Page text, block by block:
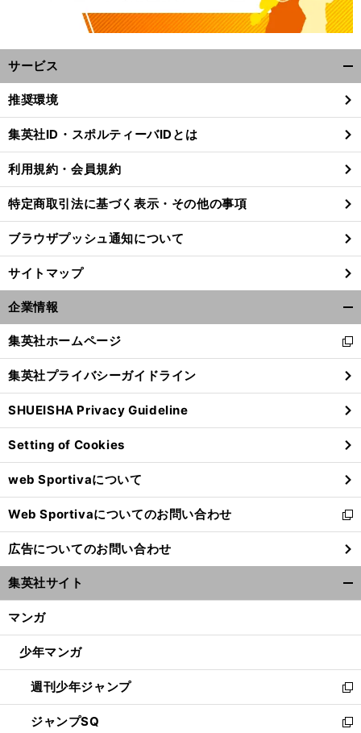
サービス
閉
る
推奨環境
集英社ID・スポルティーバIDとは
利用規約・会員規約
特定商取引法に基づく表示・その他の事項
ブラウザプッシュ通知について
サイトマップ
企業情報
閉
る
集英社ホームページ
新
し
い
ウ
ィ
ン
ド
ウ
で
開
く
集英社プライバシーガイドライン
SHUEISHA Privacy Guideline
Setting of Cookies
web Sportivaについて
Web Sportivaについてのお問い合わせ
新
し
い
ウ
ィ
ン
ウ
開
く
広告についてのお問い合わせ
集英社サイト
マンガ
少年マンガ
週刊少年ジャンプ
新
し
い
ジャンプSQ
新